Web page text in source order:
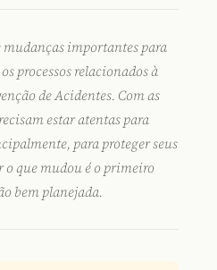
mudanças importantes para
processos relacionados à
de Acidentes. Com as
estar atentas para
para proteger seus
o que mudou é o primeiro
bem planejada.